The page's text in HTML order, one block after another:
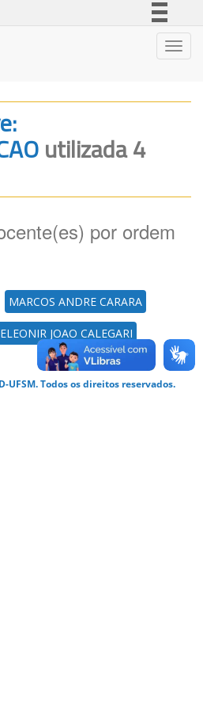
Canais
utilizada 4
por ordem
MARCOS ANDRE CARARA
ELEONIR JOAO CALEGARI
UFSM. Todos os direitos reservados.